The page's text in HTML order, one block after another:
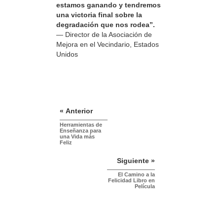
estamos ganando y tendremos
una victoria final sobre la
degradación que nos rodea”.
— Director de la Asociación de
Mejora en el Vecindario, Estados
Unidos
« Anterior
Herramientas de
Enseñanza para
una Vida más
Feliz
Siguiente »
El Camino a la
Felicidad Libro en
Película